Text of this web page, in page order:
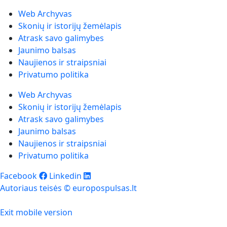
Web Archyvas
Skonių ir istorijų žemėlapis
Atrask savo galimybes
Jaunimo balsas
Naujienos ir straipsniai
Privatumo politika
Web Archyvas
Skonių ir istorijų žemėlapis
Atrask savo galimybes
Jaunimo balsas
Naujienos ir straipsniai
Privatumo politika
Facebook
Linkedin
Autoriaus teisės © europospulsas.lt
Exit mobile version